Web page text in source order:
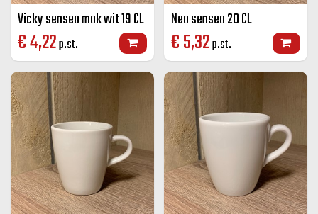
Vicky senseo mok wit 19 CL
€4,22p.st.
Neo senseo 20 CL
€5,32p.st.